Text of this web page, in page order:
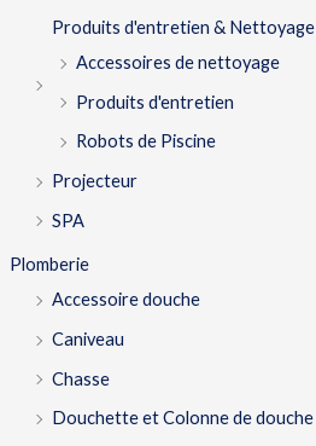
Produits d'entretien & Nettoyage
Accessoires de nettoyage
Produits d'entretien
Robots de Piscine
Projecteur
SPA
Plomberie
Accessoire douche
Caniveau
Chasse
Douchette et Colonne de douche